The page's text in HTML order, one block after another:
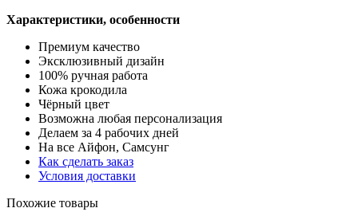
Характеристики, особенности
Премиум качество
Эксклюзивный дизайн
100% ручная работа
Кожа крокодила
Чёрный цвет
Возможна любая персонализация
Делаем за 4 рабочих дней
На все Айфон, Самсунг
Как сделать заказ
Условия доставки
Похожие товары